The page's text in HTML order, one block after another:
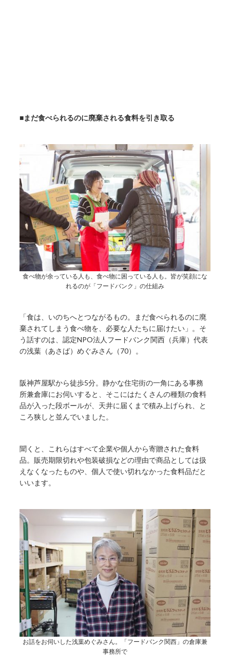
■まだ食べられるのに廃棄される食料を引き取る
食べ物が余っている人も、食べ物に困っている人も。皆が笑顔にな
れるのが「フードバンク」の仕組み
「食は、いのちへとつながるもの。まだ食べられるのに廃
棄されてしまう食べ物を、必要な人たちに届けたい」。そ
う話すのは、認定NPO法人フードバンク関西（兵庫）代表
の浅葉（あさば）めぐみさん（70）。
阪神芦屋駅から徒歩5分。静かな住宅街の一角にある事務
所兼倉庫にお伺いすると、そこにはたくさんの種類の食料
品が入った段ボールが、天井に届くまで積み上げられ、と
ころ狭しと並んでいました。
聞くと、これらはすべて企業や個人から寄贈された食料
品。販売期限切れや包装破損などの理由で商品としては扱
えなくなったものや、個人で使い切れなかった食料品だと
いいます。
お話をお伺いした浅葉めぐみさん。「フードバンク関西」の倉庫兼
事務所で